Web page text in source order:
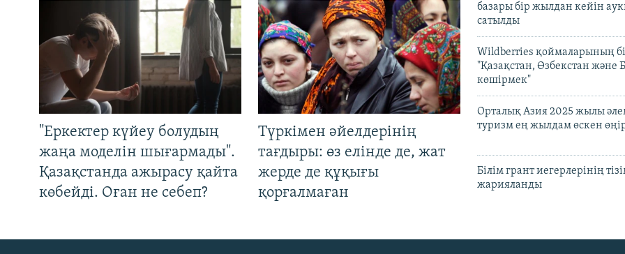
"Еркектер күйеу болудың
жаңа моделін шығармады".
Қазақстанда ажырасу қайта
көбейді. Оған не себеп?
Түркімен әйелдерінің
тағдыры: өз елінде де, жат
жерде де құқығы
қорғалмаған
базары бір жылдан кейін
сатылды
Wildberries қоймаларының
"Қазақстан, Өзбекстан және
көшірмек"
Орталық Азия 2025 жылы
туризм ең жылдам өскен
Білім грант иегерлерінің
жарияланды